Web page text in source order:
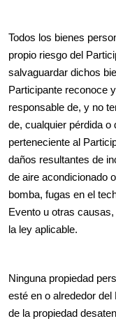
Todos los bienes
propio riesgo del
salvaguardar dichos
Participante reconoce
responsable de, y no
de, cualquier pérdida o
perteneciente al
daños resultantes de
de aire acondicionado
bomba, fugas en el
Evento u otras
la ley aplicable.
Ninguna propiedad
esté en o alrededor
de la propiedad